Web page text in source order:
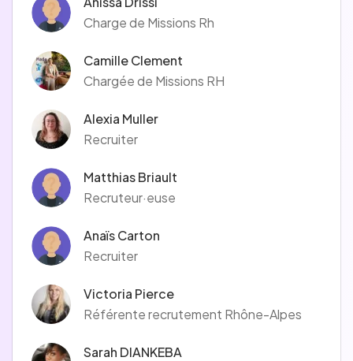
Charge de Missions Rh
Camille Clement
Chargée de Missions RH
Alexia Muller
Recruiter
Matthias Briault
Recruteur·euse
Anaïs Carton
Recruiter
Victoria Pierce
Référente recrutement Rhône-Alpes
Sarah DIANKEBA